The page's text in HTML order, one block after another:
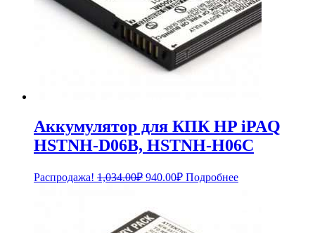
Аккумулятор для КПК HP iPAQ
HSTNH-D06B, HSTNH-H06C
Распродажа! 1,034.00₽ Первоначальная
1,034.00₽.
940.00₽Текущая
цена:
Подробнее